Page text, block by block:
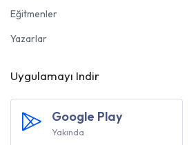
Eğitmenler
Yazarlar
Uygulamayı Indir
Google Play
Yakında